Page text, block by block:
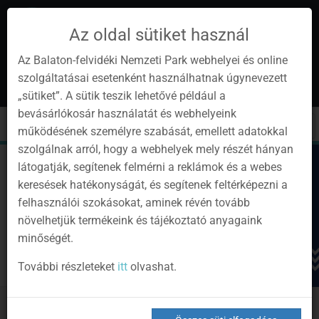
Instagram
YoutubeFacebookProgramok
Hírlevél
hu
Toggle
cart
Toggle
navigation
Bejelentkezés
Az oldal sütiket használ
Az Balaton-felvidéki Nemzeti Park webhelyei és online
szolgáltatásai esetenként használhatnak úgynevezett
„sütiket”. A sütik teszik lehetővé például a
bevásárlókosár használatát és webhelyeink
működésének személyre szabását, emellett adatokkal
szolgálnak arról, hogy a webhelyek mely részét hányan
látogatják, segítenek felmérni a reklámok és a webes
keresések hatékonyságát, és segítenek feltérképezni a
felhasználói szokásokat, aminek révén tovább
növelhetjük termékeink és tájékoztató anyagaink
minőségét.
További részleteket ittolvashat.